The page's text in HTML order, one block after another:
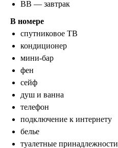
BB — завтрак
В номере
спутниковое ТВ
кондиционер
мини-бар
фен
сейф
душ и ванна
телефон
подключение к интернету
белье
туалетные принадлежности